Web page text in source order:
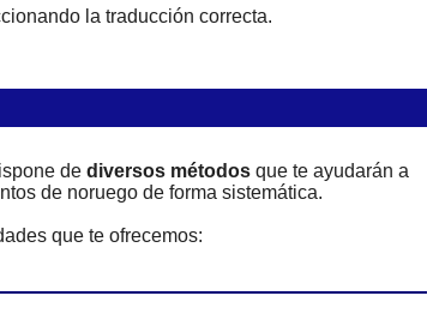
la traducción correcta.
de diversos métodosque te ayudarán a
de noruego de forma sistemática.
que te ofrecemos: